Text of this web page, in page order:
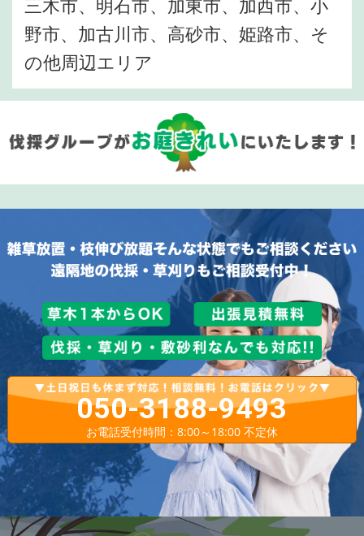
三木市、明石市、加東市、加西市、小
野市、加古川市、高砂市、姫路市、そ
の他周辺エリア
050-3188-9493
お電話受付時間：8:00～18:00 不定休